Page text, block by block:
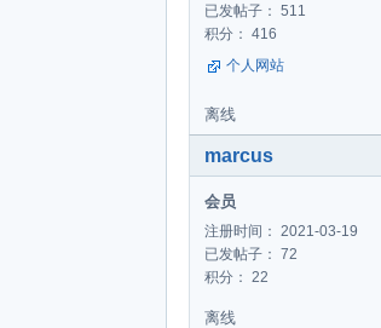
已发帖子： 511
积分： 416
个人网站
离线
marcus
会员
注册时间： 2021-03-19
已发帖子： 72
积分： 22
离线